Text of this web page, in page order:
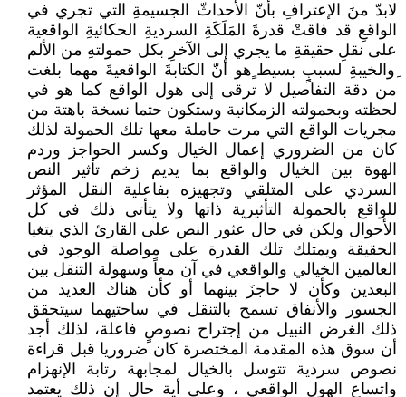
لابدّ منَ الإعترافِ بأنّ الأحداثّ الجسيمةِ التي تجري في
الواقعِ قد فاقتْ قدرةَ المَلَكَةِ السرديةِ الحكائيةِ الواقعية
على نقلِ حقيقةِ ما يجري إلى الآخرِ بكل حمولتهِ من الألم
ِوالخيبةِ لسببٍٍ بسيط ٍهو أنّ الكتابةَ الواقعيةَ مهما بلغت
من دقة التفاصيل لا ترقى إلى هول الواقع كما هو في
لحظته وبحمولته الزمكانية وستكون حتما نسخة باهتة من
مجريات الواقع التي مرت حاملة معها تلك الحمولة لذلك
كان من الضروري إعمال الخيال وكسر الحواجز وردم
الهوة بين الخيال والواقع بما يديم زخم تأثير النص
السردي على المتلقي وتجهيزه بفاعلية النقل المؤثر
للواقع بالحمولة التأثيرية ذاتها ولا يتأتى ذلك في كل
الأحوال ولكن في حال عثور النص على القارئ الذي يتغيا
الحقيقة ويمتلك تلك القدرة على مواصلة الوجود في
العالمين الخيالي والواقعي في آن معاً وسهولة التنقل بين
البعدين وكأن لا حاجزَ بينهما أو كأن هناك العديد من
الجسور والأنفاق تسمح بالتنقل في ساحتيهما سيتحقق
ذلك الغرض النبيل من إجتراح نصوصٍ فاعلة، لذلك أجد
أن سوق هذه المقدمة المختصرة كان ضروريا قبل قراءة
نصوص سردية تتوسل بالخيال لمجابهة رتابة الإنهزام
واتساع الهول الواقعي ، وعلى أية حال إن ذلك يعتمد